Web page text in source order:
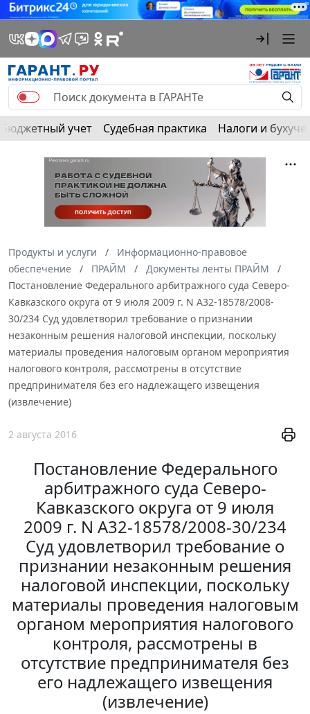
Бюджетный учет Судебная практика Налоги и
Продукты и услуги
Информационно-правовое
обеспечение
ПРАЙМ
Документы ленты ПРАЙМ
Постановление Федерального арбитражного суда Северо-
Кавказского округа от 9 июля 2009 г. N А32-18578/2008-
30/234 Суд удовлетворил требование о признании
незаконным решения налоговой инспекции, поскольку
материалы проведения налоговым органом мероприятия
налогового контроля, рассмотрены в отсутствие
предпринимателя без его надлежащего извещения
(извлечение)
2 августа 2016
Постановление Федерального
арбитражного суда Северо-
Кавказского округа от 9 июля
2009 г. N А32-18578/2008-30/234
Суд удовлетворил требование о
признании незаконным решения
налоговой инспекции, поскольку
материалы проведения налоговым
органом мероприятия налогового
контроля, рассмотрены в
отсутствие предпринимателя без
его надлежащего извещения
(извлечение)